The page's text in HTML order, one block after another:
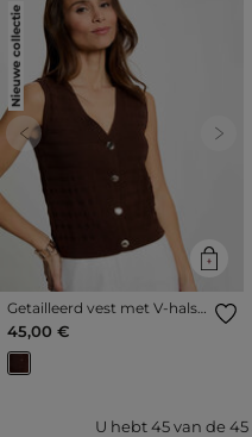
Nieuwe collectie
Previous Next
Getailleerd vest met V-hals
donker bruin vrouw
45,00 €
U hebt45van de 45